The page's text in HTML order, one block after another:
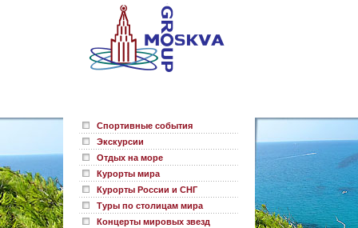
Спортивные события
Экскурсии
Отдых на море
Курорты мира
Курорты России и СНГ
Туры по столицам мира
Концерты мировых звезд